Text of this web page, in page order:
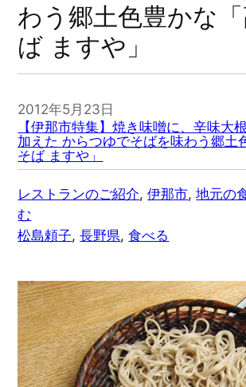
わう郷土色豊かな
ば ますや」
2012年5月23日
【伊那市特集】焼き味噌に、辛味大
加えた からつゆでそばを味わう郷土
そば ますや」
レストランのご紹介, 伊那市, 地元の
む
松島頼子, 長野県, 食べる